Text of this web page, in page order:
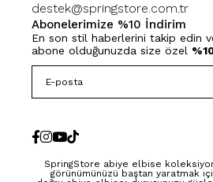
destek@springstore.com.tr
Abonelerimize %10 İndirim
En son stil haberlerini takip edin
abone olduğunuzda size özel
SpringStore abiye elbise
görünümünüzü baştan yaratmak